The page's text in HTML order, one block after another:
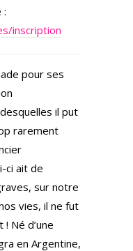
a
:
inscription
pour ses
il put
rarement
ci ait de
sur notre
vies, il ne fut
Né d’une
en Argentine,